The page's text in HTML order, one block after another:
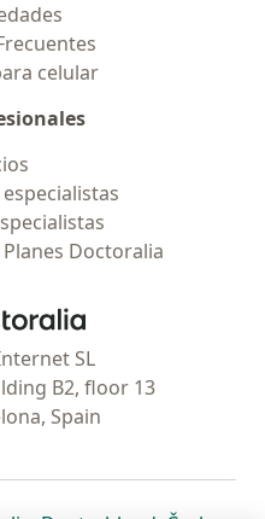
celular
Doctoralia
- Página de inicio
SL
B2, floor 13
Spain